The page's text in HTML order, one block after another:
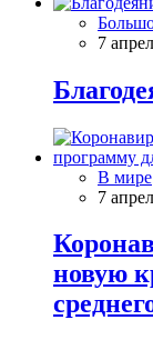
7
В мире
7
новую